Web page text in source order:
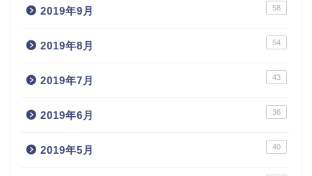
2019年9月 58
2019年8月 54
2019年7月 43
2019年6月 36
2019年5月 40